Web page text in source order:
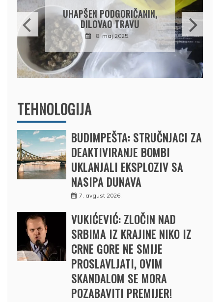
OSUMNJIČEN DA JE
PRODAO TUĐI BMW,
DRŽAVU NAPUSTIO
BRODOM
12. februar 2025.
TEHNOLOGIJA
BUDIMPEŠTA: STRUČNJACI ZA
DEAKTIVIRANJE BOMBI
UKLANJALI EKSPLOZIV SA
NASIPA DUNAVA
7. avgust 2026.
VUKIĆEVIĆ: ZLOČIN NAD
SRBIMA IZ KRAJINE NIKO IZ
CRNE GORE NE SMIJE
PROSLAVLJATI, OVIM
SKANDALOM SE MORA
POZABAVITI PREMIJER!